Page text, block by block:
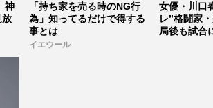
神
放
「持ち家を売る時のNG行
為」知ってるだけで得する
事とは
イエウール
女優・川口
レ”格闘家
局後も試合